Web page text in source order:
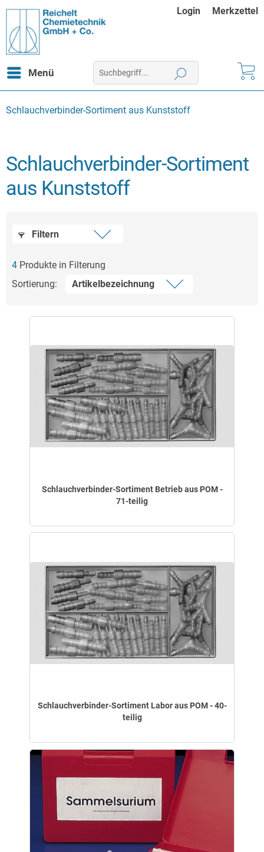
Login Merkzettel
Menü
Schlauchverbinder-Sortiment aus Kunststoff
Schlauchverbinder-Sortiment
aus Kunststoff
Filtern
4 Produkte in Filterung
Sortierung:
Schlauchverbinder-Sortiment Betrieb aus POM -
71-teilig
Schlauchverbinder-Sortiment Labor aus POM - 40-
teilig